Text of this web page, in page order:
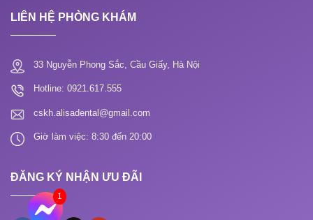
LIÊN HỆ PHÒNG KHÁM
33 Nguyễn Phong Sắc, Cầu Giấy, Hà Nội
Hotline: 0921.617.555
cskh.alisadental@gmail.com
Giờ làm việc: 8:30 đến 20:00
ĐĂNG KÝ NHẬN ƯU ĐÃI
1